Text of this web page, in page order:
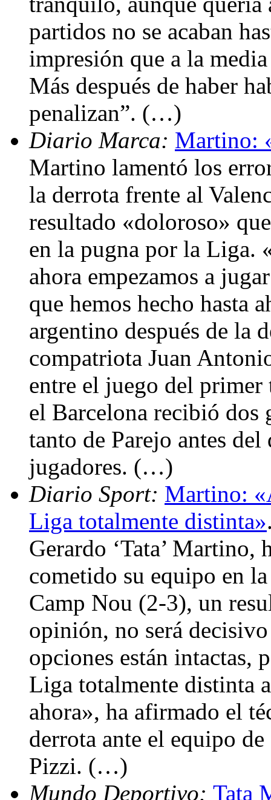
partidos no se acaban
impresión que a la
Más después de haber
penalizan”. (…)
Diario Marca: Martino:
Martino lamentó los
la derrota frente al
resultado «doloroso»
en la pugna por la Liga.
ahora empezamos a
que hemos hecho hasta
argentino después de la
compatriota Juan
entre el juego del
el Barcelona recibió dos
tanto de Parejo antes del
jugadores. (…)
Diario Sport: Martino:
Liga totalmente distinta»
Gerardo ‘Tata’ Martino,
cometido su equipo en
Camp Nou (2-3), un
opinión, no será
opciones están intactas,
Liga totalmente distinta
ahora», ha afirmado el
derrota ante el equipo
Pizzi. (…)
Mundo Deportivo: Tata